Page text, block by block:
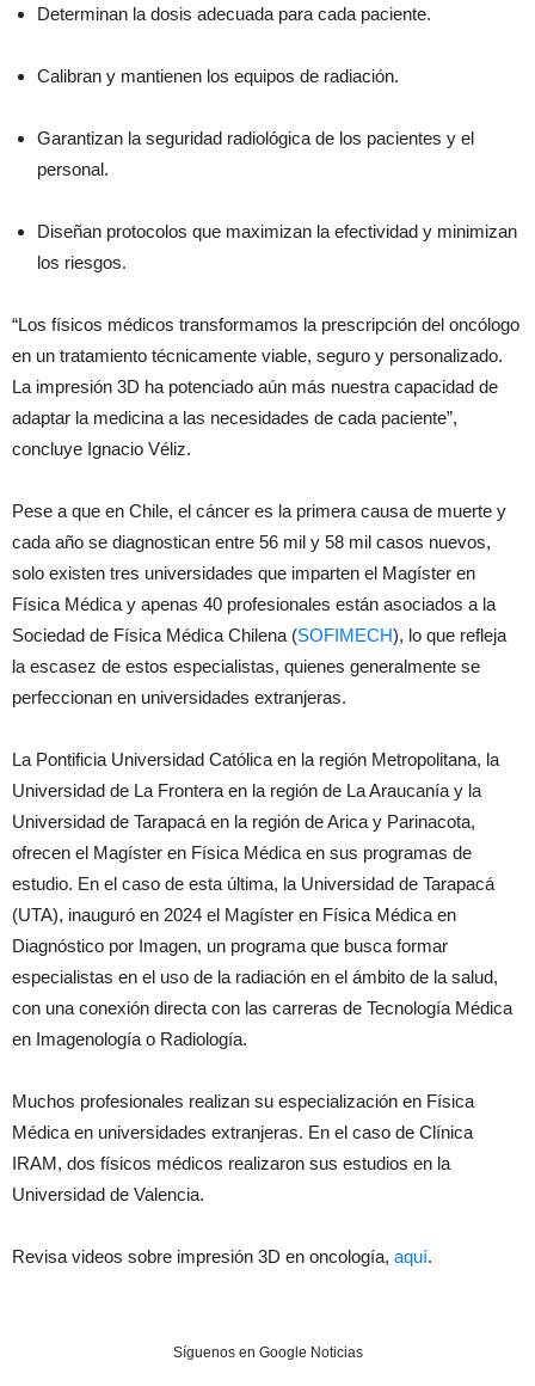
Determinan la dosis adecuada para cada paciente.
Calibran y mantienen los equipos de radiación.
Garantizan la seguridad radiológica de los pacientes y el
personal.
Diseñan protocolos que maximizan la efectividad y minimizan
los riesgos.
“Los físicos médicos transformamos la prescripción del oncólogo
en un tratamiento técnicamente viable, seguro y personalizado.
La impresión 3D ha potenciado aún más nuestra capacidad de
adaptar la medicina a las necesidades de cada paciente”,
concluye Ignacio Véliz.
Pese a que en Chile, el cáncer es la primera causa de muerte y
cada año se diagnostican entre 56 mil y 58 mil casos nuevos,
solo existen tres universidades que imparten el Magíster en
Física Médica y apenas 40 profesionales están asociados a la
Sociedad de Física Médica Chilena (SOFIMECH), lo que refleja
la escasez de estos especialistas, quienes generalmente se
perfeccionan en universidades extranjeras.
La Pontificia Universidad Católica en la región Metropolitana, la
Universidad de La Frontera en la región de La Araucanía y la
Universidad de Tarapacá en la región de Arica y Parinacota,
ofrecen el Magíster en Física Médica en sus programas de
estudio. En el caso de esta última, la Universidad de Tarapacá
(UTA), inauguró en 2024 el Magíster en Física Médica en
Diagnóstico por Imagen, un programa que busca formar
especialistas en el uso de la radiación en el ámbito de la salud,
con una conexión directa con las carreras de Tecnología Médica
en Imagenología o Radiología.
Muchos profesionales realizan su especialización en Física
Médica en universidades extranjeras. En el caso de Clínica
IRAM, dos físicos médicos realizaron sus estudios en la
Universidad de Valencia.
Revisa videos sobre impresión 3D en oncología, aquí.
Síguenos en Google Noticias